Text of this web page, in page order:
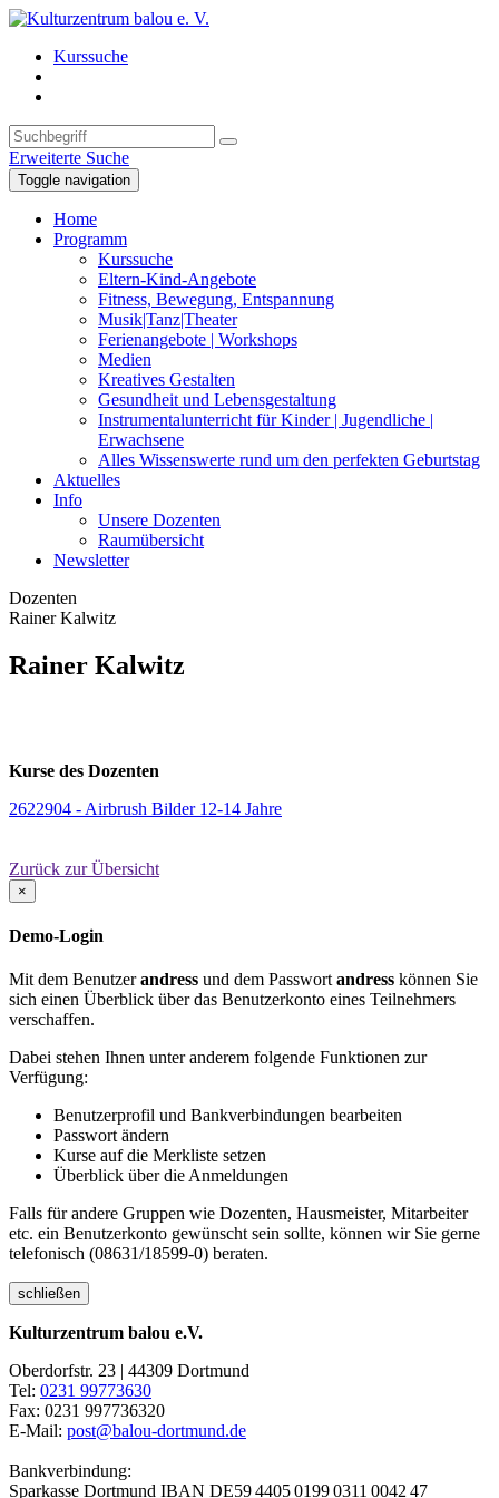
Kurssuche
Erweiterte Suche
Toggle navigation
Home
Programm
Kurssuche
Eltern-Kind-Angebote
Fitness, Bewegung, Entspannung
Musik|Tanz|Theater
Ferienangebote | Workshops
Medien
Kreatives Gestalten
Gesundheit und Lebensgestaltung
Instrumentalunterricht für Kinder | Jugendliche |
Erwachsene
Alles Wissenswerte rund um den perfekten Geburtstag
Aktuelles
Info
Unsere Dozenten
Raumübersicht
Newsletter
Dozenten
Rainer Kalwitz
Rainer Kalwitz
Kurse des Dozenten
2622904 - Airbrush Bilder 12-14 Jahre
Zurück zur Übersicht
×
Demo-Login
Mit dem Benutzerandress und dem Passwort andress können Sie
sich einen Überblick über das Benutzerkonto eines Teilnehmers
verschaffen.
Dabei stehen Ihnen unter anderem folgende Funktionen zur
Verfügung:
Benutzerprofil und Bankverbindungen bearbeiten
Passwort ändern
Kurse auf die Merkliste setzen
Überblick über die Anmeldungen
Falls für andere Gruppen wie Dozenten, Hausmeister, Mitarbeiter
etc. ein Benutzerkonto gewünscht sein sollte, können wir Sie gerne
telefonisch (08631/18599-0) beraten.
schließen
Kulturzentrum balou e.V.
Oberdorfstr. 23 | 44309 Dortmund
Tel: 0231 99773630
Fax: 0231 997736320
E-Mail: post@balou-dortmund.de
Bankverbindung:
Sparkasse Dortmund IBAN DE59 4405 0199 0311 0042 47